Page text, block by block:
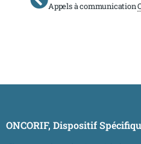
Appels à communication
ONCORIF, Dispositif